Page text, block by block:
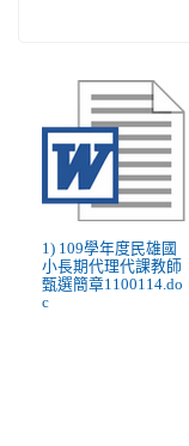
1) 109學年度民雄國
小長期代理代課教師
甄選簡章1100114.do
c